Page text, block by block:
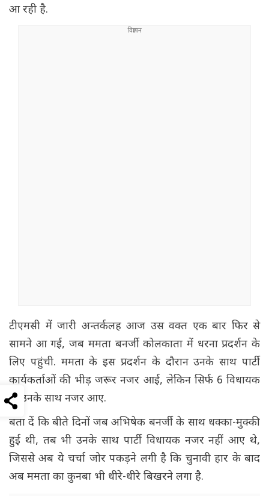
आ रही है.
टीएमसी में जारी अन्तर्कलह आज उस वक्त एक बार फिर से
सामने आ गई, जब ममता बनर्जी कोलकाता में धरना प्रदर्शन के
लिए पहुंची. ममता के इस प्रदर्शन के दौरान उनके साथ पार्टी
कार्यकर्ताओं की भीड़ जरूर नजर आई, लेकिन सिर्फ 6 विधायक
ही उनके साथ नजर आए.
बता दें कि बीते दिनों जब अभिषेक बनर्जी के साथ धक्का-मुक्की
हुई थी, तब भी उनके साथ पार्टी विधायक नजर नहीं आए थे,
जिससे अब ये चर्चा जोर पकड़ने लगी है कि चुनावी हार के बाद
अब ममता का कुनबा भी धीरे-धीरे बिखरने लगा है.